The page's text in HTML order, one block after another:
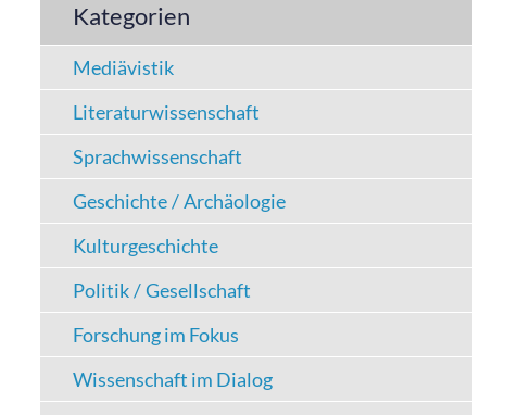
Kategorien
Mediävistik
Literaturwissenschaft
Sprachwissenschaft
Geschichte / Archäologie
Kulturgeschichte
Politik / Gesellschaft
Forschung im Fokus
Wissenschaft im Dialog